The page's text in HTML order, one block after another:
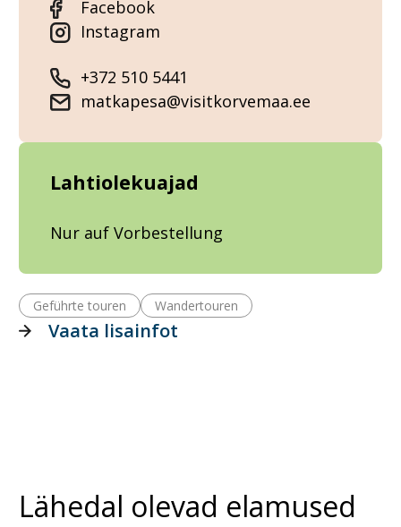
Facebook
Instagram
+372 510 5441
matkapesa@visitkorvemaa.ee
Lahtiolekuajad
Nur auf Vorbestellung
Geführte touren Wandertouren
Vaata lisainfot
Lähedal olevad elamused